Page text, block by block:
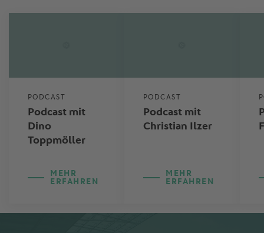
PODCAST
Podcast mit
Dino
Toppmöller
MEHR
ERFAHREN
PODCAST
Podcast mit
Christian Ilzer
MEHR
ERFAHREN